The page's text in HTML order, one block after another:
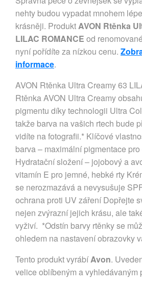
nehty budou vypadat mnohem
krásněji. ProduktAVON Rtěnka
LILAC ROMANCE od
nyní pořídíte za nízkou cenu.
informace.
AVON Rtěnka Ultra Creamy 63
Rtěnka AVON Ultra Creamy
pigmentu díky technologii Ultra
takže barva na vašich rtech bude
vidíte na fotografii.* Klíčové
barva – maximální pigmentace
Hydratační složení – jojobový a
vitamín E pro jemné, hebké rty
se nerozmazává a nevysušuje
ochrana proti UV záření Dopřejte
nejen zvýrazní jejich krásu, ale
vyživí. *Odstín barvy rtěnky se
ohledem na nastavení obrazovky
Tento produkt vyrábíAvon.
velice oblíbeným a vyhledávaným